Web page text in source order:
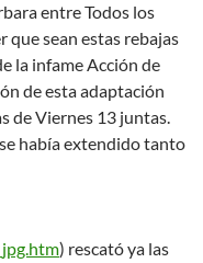
entre Todos los
que sean estas rebajas
la infame Acción de
de esta adaptación
de Viernes 13 juntas.
había extendido tanto
) rescató ya las